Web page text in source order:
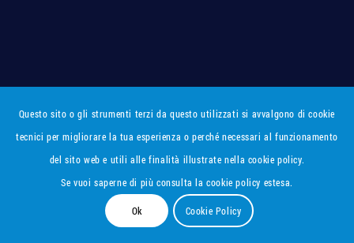
Questo sito o gli strumenti terzi da questo utilizzati si avvalgono di cookie
tecnici per migliorare la tua esperienza o perché necessari al funzionamento
del sito web e utili alle finalità illustrate nella cookie policy.
Se vuoi saperne di più consulta la cookie policy estesa.
Ok Cookie Policy